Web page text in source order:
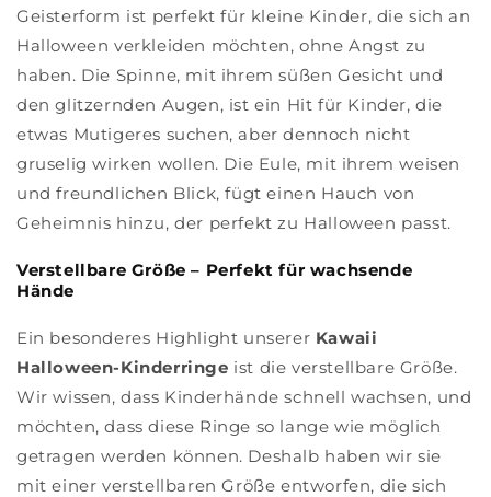
Geisterform ist perfekt für kleine Kinder, die sich an
Halloween verkleiden möchten, ohne Angst zu
haben. Die Spinne, mit ihrem süßen Gesicht und
den glitzernden Augen, ist ein Hit für Kinder, die
etwas Mutigeres suchen, aber dennoch nicht
gruselig wirken wollen. Die Eule, mit ihrem weisen
und freundlichen Blick, fügt einen Hauch von
Geheimnis hinzu, der perfekt zu Halloween passt.
Verstellbare Größe – Perfekt für wachsende
Hände
Ein besonderes Highlight unserer Kawaii
Halloween-Kinderringe ist die verstellbare Größe.
Wir wissen, dass Kinderhände schnell wachsen, und
möchten, dass diese Ringe so lange wie möglich
getragen werden können. Deshalb haben wir sie
mit einer verstellbaren Größe entworfen, die sich